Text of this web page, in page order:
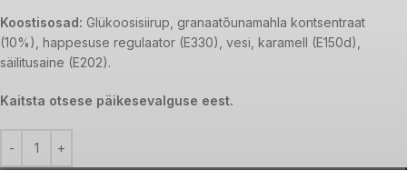
Koostisosad: Glükoosisiirup, granaatõunamahla kontsentraat
(10%), happesuse regulaator (E330), vesi, karamell (E150d),
säilitusaine (E202).
Kaitsta otsese päikesevalguse eest.